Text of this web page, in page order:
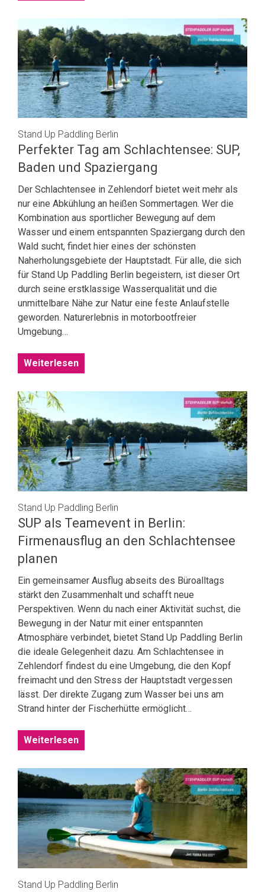
Stand Up Paddling Berlin
Perfekter Tag am Schlachtensee: SUP,
Baden und Spaziergang
Der Schlachtensee in Zehlendorf bietet weit mehr als
nur eine Abkühlung an heißen Sommertagen. Wer die
Kombination aus sportlicher Bewegung auf dem
Wasser und einem entspannten Spaziergang durch den
Wald sucht, findet hier eines der schönsten
Naherholungsgebiete der Hauptstadt. Für alle, die sich
für Stand Up Paddling Berlin begeistern, ist dieser Ort
durch seine erstklassige Wasserqualität und die
unmittelbare Nähe zur Natur eine feste Anlaufstelle
geworden. Naturerlebnis in motorbootfreier
Umgebung…
Weiterlesen
Stand Up Paddling Berlin
SUP als Teamevent in Berlin:
Firmenausflug an den Schlachtensee
planen
Ein gemeinsamer Ausflug abseits des Büroalltags
stärkt den Zusammenhalt und schafft neue
Perspektiven. Wenn du nach einer Aktivität suchst, die
Bewegung in der Natur mit einer entspannten
Atmosphäre verbindet, bietet Stand Up Paddling Berlin
die ideale Gelegenheit dazu. Am Schlachtensee in
Zehlendorf findest du eine Umgebung, die den Kopf
freimacht und den Stress der Hauptstadt vergessen
lässt. Der direkte Zugang zum Wasser bei uns am
Strand hinter der Fischerhütte ermöglicht…
Weiterlesen
Stand Up Paddling Berlin